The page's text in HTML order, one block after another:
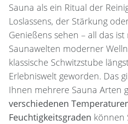
Sauna als ein Ritual der
Loslassens, der Stärkung
Genießens sehen – all das
Saunawelten moderner
klassische Schwitzstube
Erlebniswelt geworden. Das
Ihnen mehrere Sauna Arten
verschiedenen
Feuchtigkeitsgraden können